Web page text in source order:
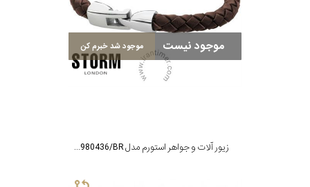
موجود نیست موجود شد خبرم کن
زیور آلات و جواهر استورم مدل ST9980436/BR